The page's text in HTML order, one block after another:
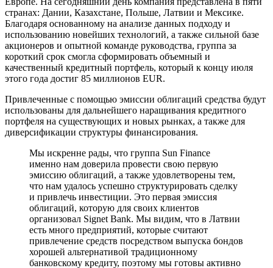
странах: Дании, Казахстане, Польше, Латвии и Мексике.
Благодаря основанному на анализе данных подходу и
использованию новейших технологий, а также сильной базе
акционеров и опытной команде руководства, группа за
короткий срок смогла сформировать объемный и
качественный кредитный портфель, который к концу июля
этого года достиг 85 миллионов EUR.
Привлеченные с помощью эмиссии облигаций средства будут
использованы для дальнейшего наращивания кредитного
портфеля на существующих и новых рынках, а также для
диверсификации структуры финансирования.
Мы искренне рады, что группа Sun Finance
именно нам доверила провести свою первую
эмиссию облигаций, а также удовлетворены тем,
что нам удалось успешно структурировать сделку
и привлечь инвестиции. Это первая эмиссия
облигаций, которую для своих клиентов
организовал Signet Bank. Мы видим, что в Латвии
есть много предприятий, которые считают
привлечение средств посредством выпуска бондов
хорошей альтернативой традиционному
банковскому кредиту, поэтому мы готовы активно